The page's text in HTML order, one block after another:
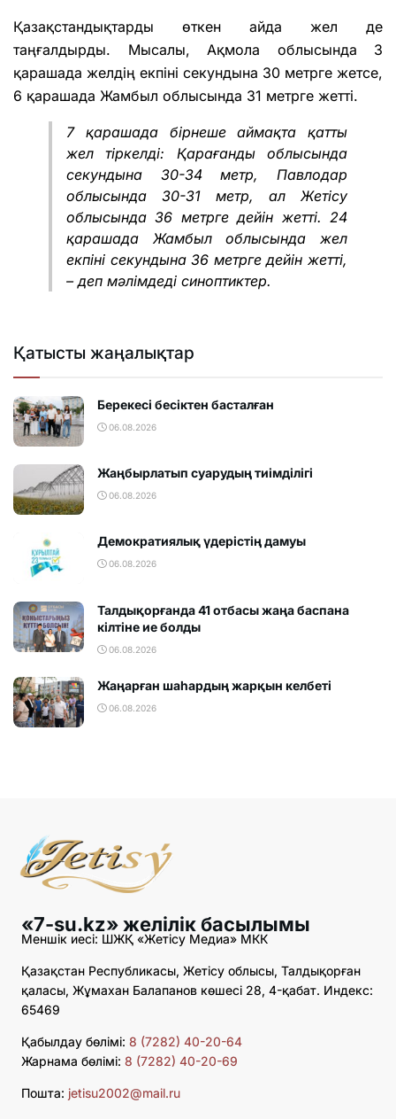
Қазақстандықтарды өткен айда жел де
таңғалдырды. Мысалы, Ақмола облысында 3
қарашада желдің екпіні секундына 30 метрге жетсе,
6 қарашада Жамбыл облысында 31 метрге жетті.
7 қарашада бірнеше аймақта қатты
жел тіркелді: Қарағанды облысында
секундына 30-34 метр, Павлодар
облысында 30-31 метр, ал Жетісу
облысында 36 метрге дейін жетті. 24
қарашада Жамбыл облысында жел
екпіні секундына 36 метрге дейін жетті,
– деп мәлімдеді синоптиктер.
Қатысты жаңалықтар
Берекесі бесіктен басталған
06.08.2026
Жаңбырлатып суарудың тиімділігі
06.08.2026
Демократиялық үдерістің дамуы
06.08.2026
Талдықорғанда 41 отбасы жаңа баспана
кілтіне ие болды
06.08.2026
Жаңарған шаһардың жарқын келбеті
06.08.2026
«7-su.kz» желілік басылымы
Меншік иесі: ШЖҚ «Жетісу Медиа» МКК
Қазақстан Республикасы, Жетісу облысы, Талдықорған
қаласы, Жұмахан Балапанов көшесі 28, 4-қабат. Индекс:
65469
Қабылдау бөлімі: 8 (7282) 40-20-64
Жарнама бөлімі: 8 (7282) 40-20-69
Пошта: jetisu2002@mail.ru